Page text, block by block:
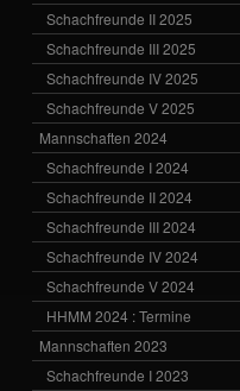
Schachfreunde II 2025
Schachfreunde III 2025
Schachfreunde IV 2025
Schachfreunde V 2025
Mannschaften 2024
Schachfreunde I 2024
Schachfreunde II 2024
Schachfreunde III 2024
Schachfreunde IV 2024
Schachfreunde V 2024
HHMM 2024 : Termine
Mannschaften 2023
Schachfreunde I 2023